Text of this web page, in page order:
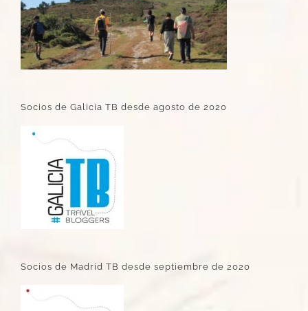
Socios de Galicia TB desde agosto de 2020
Socios de Madrid TB desde septiembre de 2020